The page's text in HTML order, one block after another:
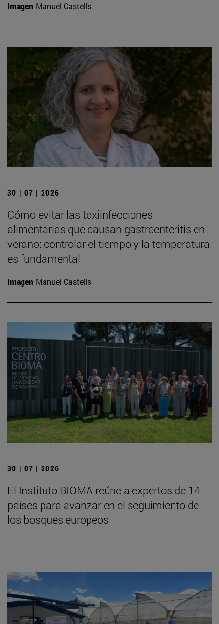
Imagen Manuel Castells
30 | 07 | 2026
Cómo evitar las toxiinfecciones
alimentarias que causan gastroenteritis en
verano: controlar el tiempo y la temperatura
es fundamental
Imagen Manuel Castells
30 | 07 | 2026
El Instituto BIOMA reúne a expertos de 14
países para avanzar en el seguimiento de
los bosques europeos